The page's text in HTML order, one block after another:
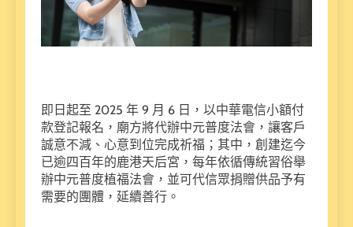
即日起至 2025 年 9 月 6 日，以中華電信小額付
款登記報名，廟方將代辦中元普度法會，讓客戶
誠意不減、心意到位完成祈福；其中，創建迄今
已逾四百年的鹿港天后宮，每年依循傳統習俗舉
辦中元普度植福法會，並可代信眾捐贈供品予有
需要的團體，延續善行。